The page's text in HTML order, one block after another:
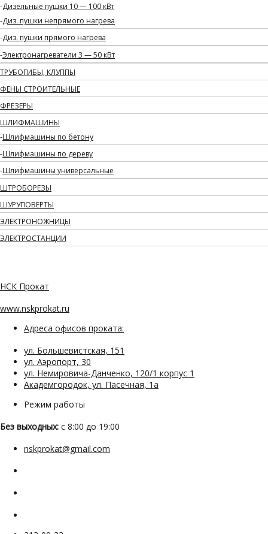
Дизельные пушки 10 — 100 кВт
Диз. пушки непрямого нагрева
Диз. пушки прямого нагрева
Электронагреватели 3 — 50 кВт
ТРУБОГИБЫ, КЛУППЫ
ФЕНЫ СТРОИТЕЛЬНЫЕ
ФРЕЗЕРЫ
ШЛИФМАШИНЫ
Шлифмашины по бетону
Шлифмашины по дереву
Шлифмашины универсальные
ШТРОБОРЕЗЫ
ШУРУПОВЕРТЫ
ЭЛЕКТРОНОЖНИЦЫ
ЭЛЕКТРОСТАНЦИИ
НСК Прокат
www.nskprokat.ru
Адреса офисов проката:
ул. Большевистская, 151
ул. Аэропорт, 30
ул. Немировича-Данченко, 120/1 корпус 1
Академгородок, ул. Пасечная, 1а
Режим работы
Без выходных: с 8:00 до 19:00
nskprokat@gmail.com